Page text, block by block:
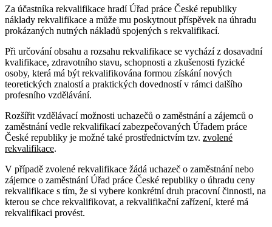
Za účastníka rekvalifikace hradí Úřad práce České republiky
náklady rekvalifikace a může mu poskytnout příspěvek na úhradu
prokázaných nutných nákladů spojených s rekvalifikací.
Při určování obsahu a rozsahu rekvalifikace se vychází z dosavadní
kvalifikace, zdravotního stavu, schopnosti a zkušenosti fyzické
osoby, která má být rekvalifikována formou získání nových
teoretických znalostí a praktických dovedností v rámci dalšího
profesního vzdělávání.
Rozšířit vzdělávací možnosti uchazečů o zaměstnání a zájemců o
zaměstnání vedle rekvalifikací zabezpečovaných Úřadem práce
České republiky je možné také prostřednictvím tzv. zvolené
rekvalifikace.
V případě zvolené rekvalifikace žádá uchazeč o zaměstnání nebo
zájemce o zaměstnání Úřad práce České republiky o úhradu ceny
rekvalifikace s tím, že si vybere konkrétní druh pracovní činnosti, na
kterou se chce rekvalifikovat, a rekvalifikační zařízení, které má
rekvalifikaci provést.